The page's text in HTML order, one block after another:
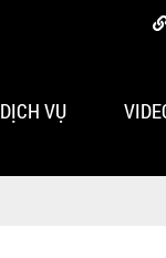
DỊCH VỤ